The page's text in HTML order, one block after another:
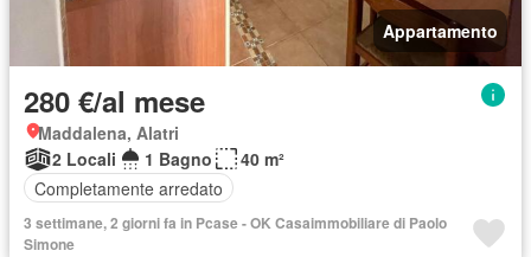
Appartamento
280 €/al mese
Maddalena, Alatri
2 Locali
1 Bagno
40 m²
Completamente arredato
3 settimane, 2 giorni fa in Pcase - OK Casaimmobiliare di Paolo
Simone